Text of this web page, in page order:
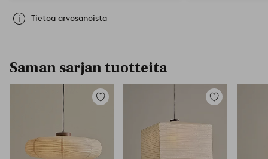
Tietoa arvosanoista
Saman sarjan tuotteita
Lisää
Lisää